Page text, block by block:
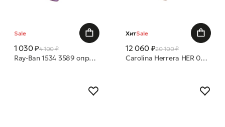
Sale
1 030 ₽4 100 ₽
Ray-Ban 1534 3589 оправа
ХитSale
12 060 ₽20 100 ₽
Carolina Herrera HER 0338 HZJ 56 16 оправа